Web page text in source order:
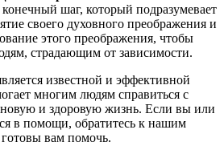
шаг, который подразумевает
своего духовного преображения и
этого преображения, чтобы
страдающим от зависимости.
известной и эффективной
многим людям справиться с
новую и здоровую жизнь. Если вы или
в помощи, обратитесь к нашим
вам помочь.